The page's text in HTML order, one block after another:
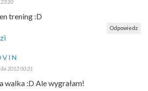
trening :D
Odpowiedz
2012 00:31
walka :D Ale wygrałam!